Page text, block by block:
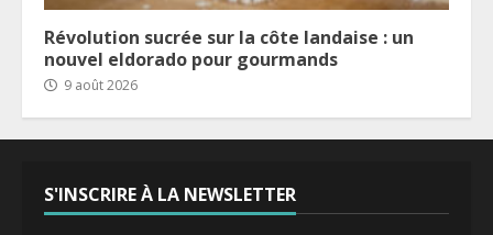
Révolution sucrée sur la côte landaise : un
nouvel eldorado pour gourmands
9 août 2026
S'INSCRIRE À LA NEWSLETTER